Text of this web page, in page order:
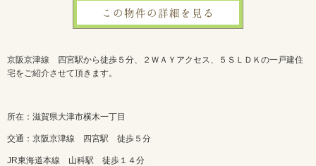
この物件の詳細を見る
京阪京津線 四宮駅から徒歩５分、２ＷＡＹアクセス、５ＳＬＤＫの一戸建住
宅をご紹介させて頂きます。
所在：滋賀県大津市横木一丁目
交通：京阪京津線 四宮駅 徒歩５分
JR東海道本線 山科駅 徒歩１４分